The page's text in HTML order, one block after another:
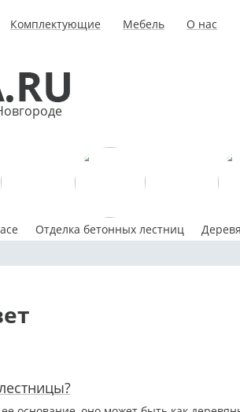
Комплектующие Мебель О нас
Отделка бетонных лестниц